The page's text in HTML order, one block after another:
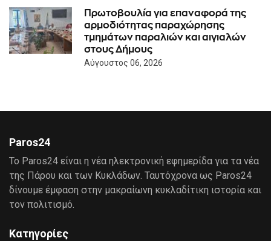
Πρωτοβουλία για επαναφορά της
αρμοδιότητας παραχώρησης
τμημάτων παραλιών και αιγιαλών
στους Δήμους
Αύγουστος 06, 2026
Paros24
Το Paros24 είναι η νέα ηλεκτρονική εφημερίδα για τα νέα
της Πάρου και των Κυκλάδων. Ταυτόχρονα ως Paros24
δίνουμε έμφαση στην μακραίωνη κυκλαδίτικη ιστορία και
τον πολιτισμό.
Κατηγορίες